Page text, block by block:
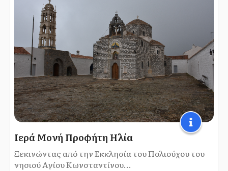
Ιερά Μονή Προφήτη Ηλία
Ξεκινώντας από την Εκκλησία του Πολιούχου του
νησιού Αγίου Κωνσταντίνου...